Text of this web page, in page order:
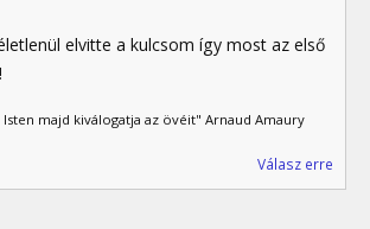
elvitte a kulcsom így most az első
majd kiválogatja az övéit" Arnaud Amaury
Válasz erre